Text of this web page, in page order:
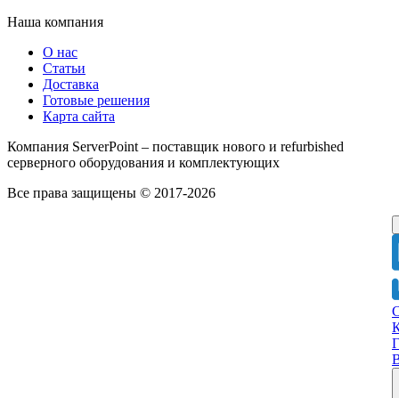
Наша компания
О нас
Статьи
Доставка
Готовые решения
Карта сайта
Компания ServerPoint – поставщик нового и refurbished
серверного оборудования и комплектующих
Все права защищены © 2017-2026